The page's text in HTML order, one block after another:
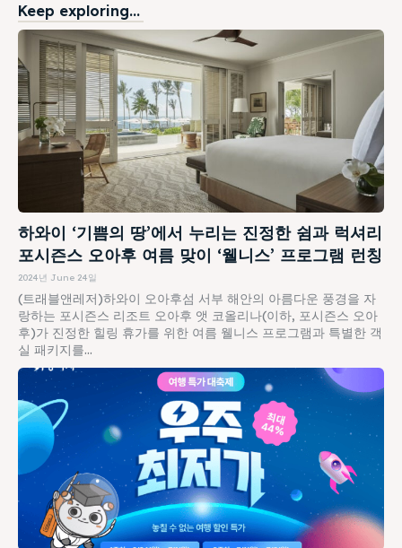
Keep exploring...
하와이 ‘기쁨의 땅’에서 누리는 진정한 쉼과 럭셔리
포시즌스 오아후 여름 맞이 ‘웰니스’ 프로그램 런칭
2024년 June 24일
(트래블앤레저)하와이 오아후섬 서부 해안의 아름다운 풍경을 자
랑하는 포시즌스 리조트 오아후 앳 코올리나(이하, 포시즌스 오아
후)가 진정한 힐링 휴가를 위한 여름 웰니스 프로그램과 특별한 객
실 패키지를...